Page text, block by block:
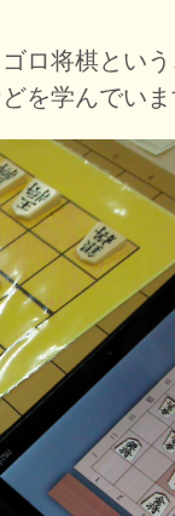
ロ将棋とい
を学んでいま